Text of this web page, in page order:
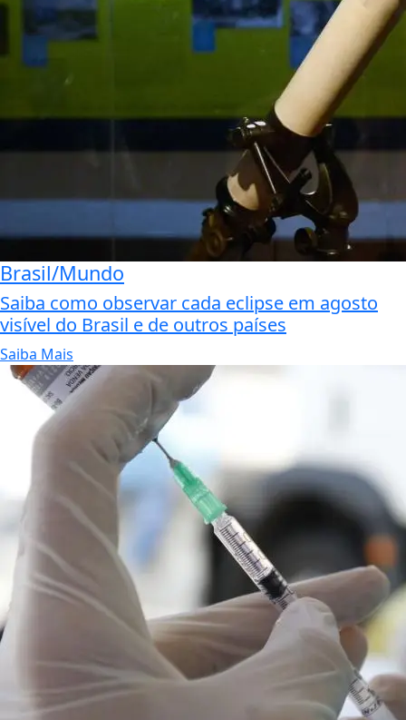
Brasil/Mundo
Saiba como observar cada eclipse em agosto
visível do Brasil e de outros países
Saiba Mais